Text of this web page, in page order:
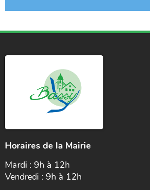
Horaires de la Mairie
Mardi : 9h à 12h
Vendredi : 9h à 12h